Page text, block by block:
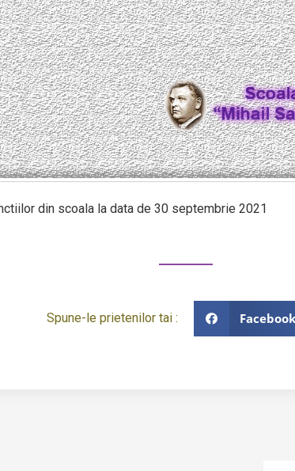
din scoala la data de 30 septembrie 2021
Spune-le prietenilor tai : Facebook